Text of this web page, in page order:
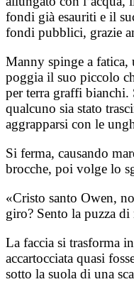
fondi già esauriti e il
fondi pubblici, grazie
Manny spinge a fatica,
poggia il suo piccolo
per terra graffi
qualcuno sia stato
aggrapparsi con le
Si ferma, causando
brocche, poi volge lo
«Cristo santo Owen,
giro? Sento la puzza
La faccia si trasforma
accartocciata quasi
sotto la suola di una